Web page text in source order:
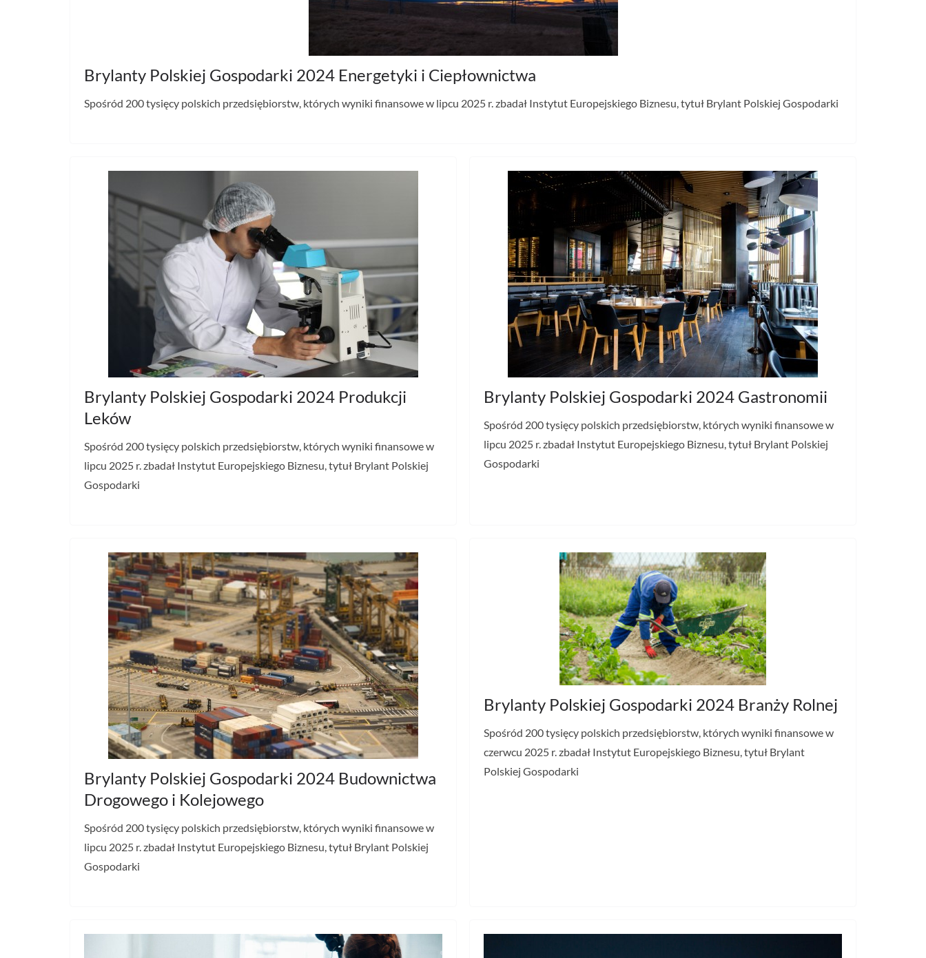
Brylanty Polskiej Gospodarki 2024 Energetyki i Ciepłownictwa
Spośród 200 tysięcy polskich przedsiębiorstw, których wyniki finansowe w lipcu 2025 r. zbadał Instytut Europejskiego Biznesu, tytuł Brylant Polskiej Gospodarki
Brylanty Polskiej Gospodarki 2024 Produkcji
Leków
Spośród 200 tysięcy polskich przedsiębiorstw, których wyniki finansowe w
lipcu 2025 r. zbadał Instytut Europejskiego Biznesu, tytuł Brylant Polskiej
Gospodarki
Brylanty Polskiej Gospodarki 2024 Gastronomii
Spośród 200 tysięcy polskich przedsiębiorstw, których wyniki finansowe w
lipcu 2025 r. zbadał Instytut Europejskiego Biznesu, tytuł Brylant Polskiej
Gospodarki
Brylanty Polskiej Gospodarki 2024 Budownictwa
Drogowego i Kolejowego
Spośród 200 tysięcy polskich przedsiębiorstw, których wyniki finansowe w
lipcu 2025 r. zbadał Instytut Europejskiego Biznesu, tytuł Brylant Polskiej
Gospodarki
Brylanty Polskiej Gospodarki 2024 Branży Rolnej
Spośród 200 tysięcy polskich przedsiębiorstw, których wyniki finansowe w
czerwcu 2025 r. zbadał Instytut Europejskiego Biznesu, tytuł Brylant
Polskiej Gospodarki